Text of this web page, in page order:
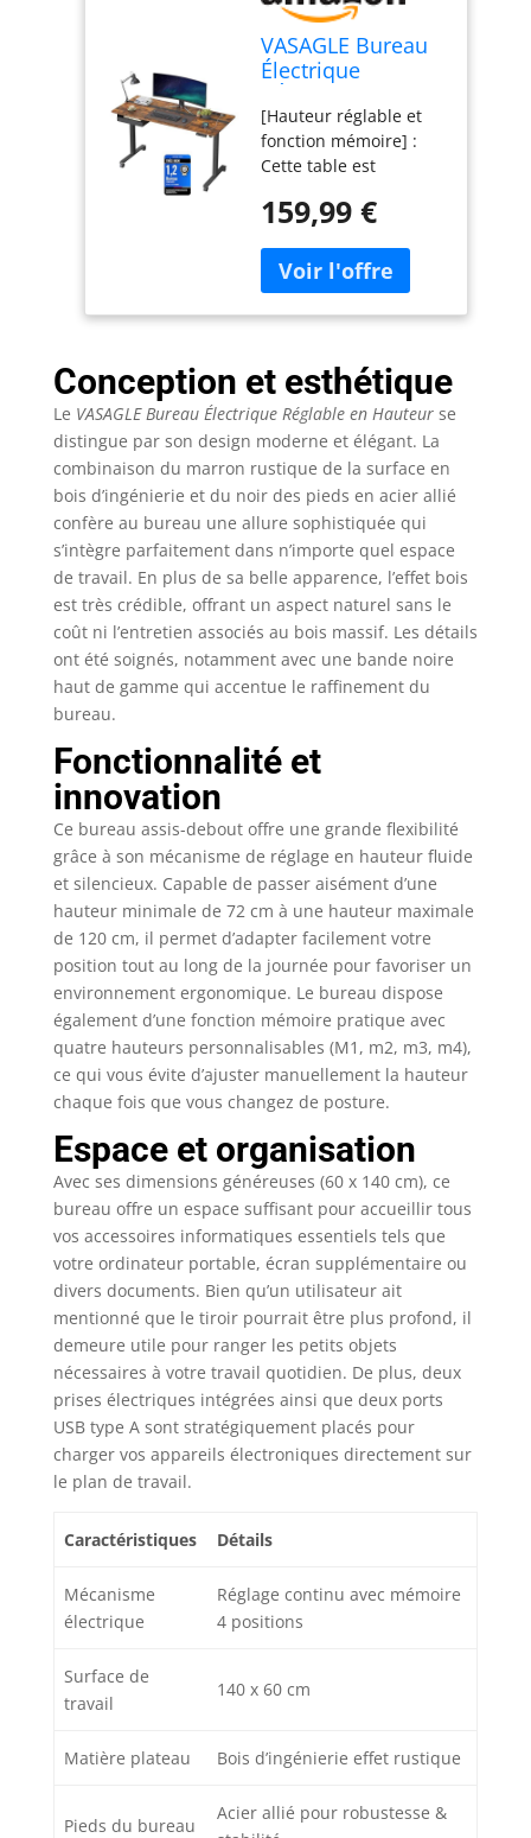
VASAGLE Bureau
Électrique
Hauteur, Bureau
Assis-debout,
Surface 60 x 140
cm, RÉglable en
Continu, Fonction
MÉmoire de 4
Hauteurs, Marron
Rustique et Noir
LSD114X01
[Hauteur réglable et
fonction mémoire] :
Cette table est
hauteur entre 72 et
sonore est très faible
pendant le réglage de
la hauteur (< 50 dB).
peuvent être
mémorisées en tant
que réglages rapides
[Prise intégrée et
câblage intégré] : Avec
2 prises de charge et 2
ports USB ; grâce au
câblage intégré, un
seul câble est
nécessaire pour
brancher le vélo et
charger le téléphone
portable et d'autres
appareils en même
couleurs et les
confèrent à ce support
de bureau du style et
garantissent une
atmosphère de travail
productive [Tiroir et
crochet] : un petit
tiroir (22,7 x 32,5 x 4
cm) pour les
fournitures de bureau,
le haut du tiroir pour
l'ordinateur portable
ou les documents ; le
crochet sur le côté
peut être utilisé pour
suspendre des
écouteurs afin d'en
faciliter l'accès
[Robuste et stable] :
Des poutres de
soutien doubles et des
pieds robustes
assurent un support
stable (charge
maximale de 80 kg) ;
les pieds réglables
peuvent être
grâce aux freins, vous
soucier de la stabilité
159,99 €
Conception et esthétique
Le VASAGLE Bureau Électrique Réglable en Hauteurse
distingue par son design moderne et élégant. La
combinaison du marron rustique de la surface en
bois d’ingénierie et du noir des pieds en acier allié
confère au bureau une allure sophistiquée qui
s’intègre parfaitement dans n’importe quel espace
de travail. En plus de sa belle apparence, l’effet bois
est très crédible, offrant un aspect naturel sans le
coût ni l’entretien associés au bois massif. Les détails
ont été soignés, notamment avec une bande noire
haut de gamme qui accentue le raffinement du
bureau.
Fonctionnalité et
innovation
Ce bureau assis-debout offre une grande flexibilité
grâce à son mécanisme de réglage en hauteur fluide
et silencieux. Capable de passer aisément d’une
hauteur minimale de 72 cm à une hauteur maximale
de 120 cm, il permet d’adapter facilement votre
position tout au long de la journée pour favoriser un
environnement ergonomique. Le bureau dispose
également d’une fonction mémoire pratique avec
quatre hauteurs personnalisables (M1, m2, m3, m4),
ce qui vous évite d’ajuster manuellement la hauteur
chaque fois que vous changez de posture.
Espace et organisation
Avec ses dimensions généreuses (60 x 140 cm), ce
bureau offre un espace suffisant pour accueillir tous
vos accessoires informatiques essentiels tels que
votre ordinateur portable, écran supplémentaire ou
divers documents. Bien qu’un utilisateur ait
mentionné que le tiroir pourrait être plus profond, il
demeure utile pour ranger les petits objets
nécessaires à votre travail quotidien. De plus, deux
prises électriques intégrées ainsi que deux ports
USB type A sont stratégiquement placés pour
charger vos appareils électroniques directement sur
le plan de travail.
Caractéristiques Détails
Mécanisme
électrique
Réglage continu avec mémoire
4 positions
Surface de
travail
140 x 60 cm
Matière plateau Bois d’ingénierie effet rustique
Pieds du bureau
Acier allié pour robustesse &